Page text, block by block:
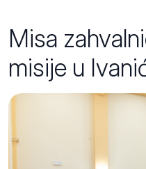
Misa
misije u